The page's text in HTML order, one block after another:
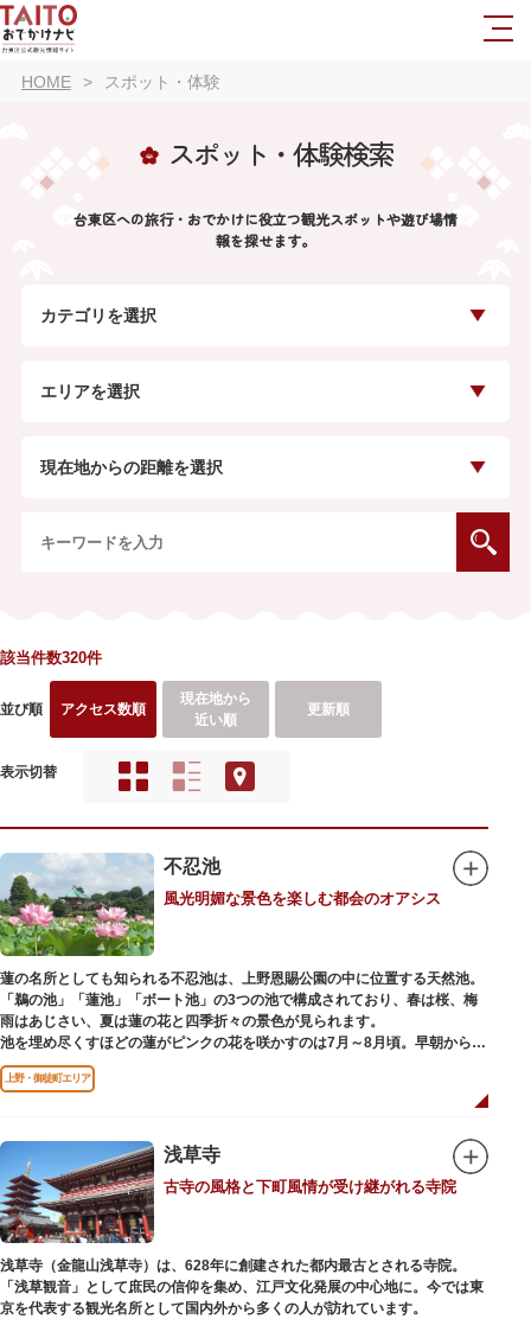
HOME スポット・体験
スポット・体験検索
台東区への旅行・おでかけに役立つ観光スポットや遊び場情
報を探せます。
カテゴリを選択
エリアを選択
現在地からの距離を選択
該当件数320件
並び順 アクセス数順
現在地から
近い順
更新順
表示切替
不忍池
風光明媚な景色を楽しむ都会のオアシス
蓮の名所としても知られる不忍池は、上野恩賜公園の中に位置する天然池。
「鵜の池」「蓮池」「ボート池」の3つの池で構成されており、春は桜、梅
雨はあじさい、夏は蓮の花と四季折々の景色が見られます。
池を埋め尽くすほどの蓮がピンクの花を咲かすのは7月～8月頃。早朝から午
前のみ開花するので、シーズン中は多くの観光客が朝早くから池を訪れま
す。綺麗な蓮の花を近くから観察できるデッキを散歩しながら朝の不忍池を
から池を眺めれば、新しい発見ができるかもしれません。また、「鵜の池」
にはマガモ・オナガガモなどたくさんの鴨や渡り鳥が訪れます。大都会の中
でバードウォッチングができる珍しいスポットです。
ファミリーで、カップルで、または一人でゆったりと、思い思いの時間をお
過ごしください。
上野・御徒町エリア
浅草寺
古寺の風格と下町風情が受け継がれる寺院
浅草寺（金龍山浅草寺）は、628年に創建された都内最古とされる寺院。
「浅草観音」として庶民の信仰を集め、江戸文化発展の中心地に。今では東
京を代表する観光名所として国内外から多くの人が訪れています。